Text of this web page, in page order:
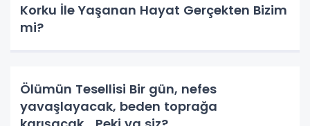
Korku İle Yaşanan Hayat Gerçekten Bizim
mi?
Ölümün Tesellisi Bir gün, nefes
yavaşlayacak, beden toprağa